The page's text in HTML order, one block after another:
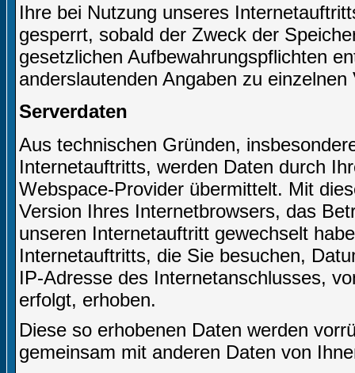
Ihre bei Nutzung unseres
gesperrt, sobald der Zweck der
gesetzlichen Aufbewahrungspflichten
anderslautenden Angaben zu
Serverdaten
Aus technischen Gründen,
Internetauftritts, werden Daten durch
Webspace-Provider übermittelt. Mit
Version Ihres Internetbrowsers, das
unseren Internetauftritt gewechselt
Internetauftritts, die Sie besuchen,
IP-Adresse des Internetanschlusses,
erfolgt, erhoben.
Diese so erhobenen Daten werden
gemeinsam mit anderen Daten von